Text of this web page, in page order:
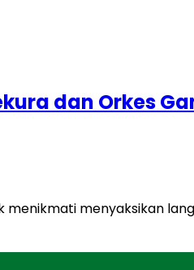
dan Orkes
menikmati menyaksikan